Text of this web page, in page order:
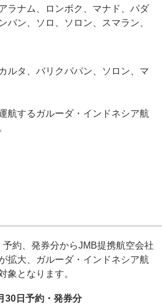
ラナム、ロンボク、マナド、パダ
バン、ソロ、ソロン、スマラン、
ルタ、バリクパパン、ソロン、マ
航するガルーダ・インドネシア航
約、発券分からJMB提携航空会社
拡大、ガルーダ・インドネシア航
象となります。
30日予約・発券分